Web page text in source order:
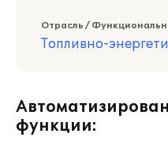
Отрасль /
Топливно-
функции: